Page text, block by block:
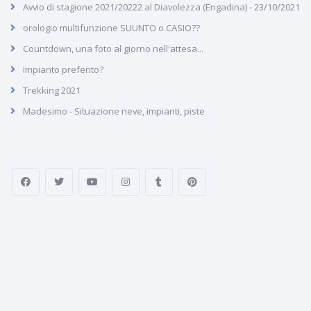
Avvio di stagione 2021/20222 al Diavolezza (Engadina) - 23/10/2021
orologio multifunzione SUUNTO o CASIO??
Countdown, una foto al giorno nell'attesa...
Impianto preferito?
Trekking 2021
Madesimo - Situazione neve, impianti, piste